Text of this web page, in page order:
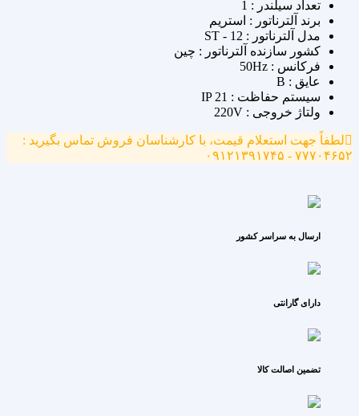
تعداد سیلندر : 1
برند آلترناتور : استریم
مدل آلترناتور : ST - 12
کشور سازنده آلترناتور : چین
فرکانس : 50Hz
عایق : B
سیستم حفاظت : IP 21
ولتاژ خروجی : 220V
لطفاً جهت استعلام قیمت، با کارشناسان فروش تماس بگیرید :
۷۷۷۰۴۶۵۲ - ۰۹۱۲۱۳۹۱۷۴۵
ارسال به سراسر کشور
دارای گارانتی
تضمین اصالت کالا